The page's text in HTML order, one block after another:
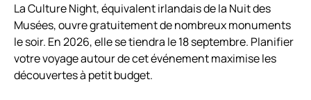
La Culture Night, équivalent irlandais de la Nuit des
Musées, ouvre gratuitement de nombreux monuments
le soir. En 2026, elle se tiendra le 18 septembre. Planifier
votre voyage autour de cet événement maximise les
découvertes à petit budget.